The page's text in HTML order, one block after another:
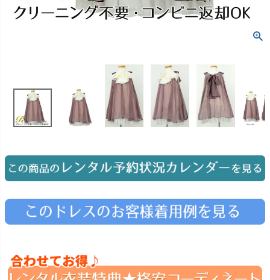
ジュエリー 音楽雑貨
08 送料・お支払い
Angel's Photo Studio
対応 七五三・発表会・記念撮影
予約 Web または お電話
ヘアメイク・着付け